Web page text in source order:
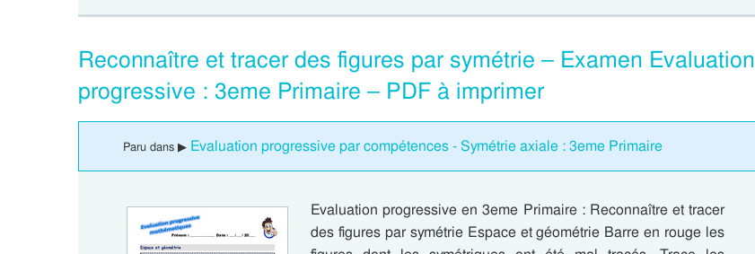
Reconnaître et tracer des figures par symétrie – Examen Evaluation
progressive : 3eme Primaire – PDF à imprimer
Paru dans ▶ Evaluation progressive par compétences - Symétrie axiale : 3eme Primaire
Evaluation progressive en 3eme Primaire : Reconnaître et tracer
des figures par symétrie Espace et géométrie Barre en rouge les